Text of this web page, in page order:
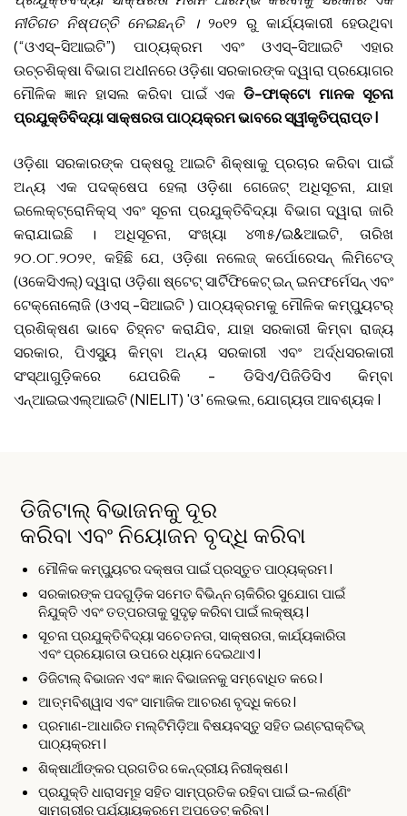
ନୀତିଗତ ନିଷ୍ପତ୍ତି ନେଇଛନ୍ତି ।୨௦୧୨ ରୁ କାର୍ଯ୍ୟକାରୀ ହେଉଥିବା
(“ଓଏସ୍-ସିଆଇଟି”) ପାଠ୍ୟକ୍ରମ ଏବଂ ଓଏସ୍-ସିଆଇଟି ଏହାର
ଉଚ୍ଚଶିକ୍ଷା ବିଭାଗ ଅଧୀନରେ ଓଡ଼ିଶା ସରକାରଙ୍କ ଦ୍ୱାରା ପ୍ରୟୋଗର
ମୌଳିକ ଜ୍ଞାନ ହାସଲ କରିବା ପାଇଁ ଏକଡି-ଫାକ୍ଟୋ ମାନକ ସୂଚନା
ପ୍ରଯୁକ୍ତିବିଦ୍ୟା ସାକ୍ଷରତା ପାଠ୍ୟକ୍ରମ ଭାବରେ ସ୍ୱୀକୃତିପ୍ରାପ୍ତ I
ଓଡ଼ିଶା ସରକାରଙ୍କ ପକ୍ଷରୁ ଆଇଟି ଶିକ୍ଷାକୁ ପ୍ରଚାର କରିବା ପାଇଁ
ଅନ୍ୟ ଏକ ପଦକ୍ଷେପ ହେଲା ଓଡ଼ିଶା ଗେଜେଟ୍ ଅଧିସୂଚନା, ଯାହା
ଇଲେକ୍ଟ୍ରୋନିକ୍ସ୍ ଏବଂ ସୂଚନା ପ୍ରଯୁକ୍ତିବିଦ୍ୟା ବିଭାଗ ଦ୍ୱାରା ଜାରି
କରାଯାଇଛି । ଅଧିସୂଚନା, ସଂଖ୍ୟା ୪୩୫/ଇ&ଆଇଟି, ତାରିଖ
୨୦.୦୮.୨୦୨୧, କହିଛି ଯେ, ଓଡ଼ିଶା ନଲେଜ୍ କର୍ପୋରେସନ୍ ଲିମିଟେଡ୍
(ଓକେସିଏଲ୍) ଦ୍ୱାରା ଓଡ଼ିଶା ଷ୍ଟେଟ୍ ସାର୍ଟିଫିକେଟ୍ ଇନ୍ ଇନଫର୍ମେସନ୍ ଏବଂ
ଟେକ୍ନୋଲୋଜି (ଓଏସ୍ -ସିଆଇଟି ) ପାଠ୍ୟକ୍ରମକୁ ମୌଳିକ କମ୍ପ୍ୟୁଟର୍
ପ୍ରଶିକ୍ଷଣ ଭାବେ ଚିହ୍ନଟ କରାଯିବ, ଯାହା ସରକାରୀ କିମ୍ବା ରାଜ୍ୟ
ସରକାର, ପିଏସ୍ୟୁ𝅸𝅸𝅸 କିମ୍ବା ଅନ୍ୟ ସରକାରୀ ଏବଂ ଅର୍ଦ୍ଧସରକାରୀ
ସଂସ୍ଥାଗୁଡ଼ିକରେ ଯେପରିକି - ଡିସିଏ/ପିଜିଡିସିଏ କିମ୍ବା
ଏନ୍𝅸𝅸𝅸ଆଇଇଏଲ୍𝅸𝅸ଆଇଟି (NIELIT) 'ଓ' ଲେଭଲ, ଯୋଗ୍ୟତା ଆବଶ୍ୟକ I
ଡିଜିଟାଲ୍ ବିଭାଜନକୁ ଦୂର
କରିବା ଏବଂ ନିୟୋଜନ ବୃଦ୍ଧି କରିବା
ମୌଳିକ କମ୍ପ୍ୟୁଟର ଦକ୍ଷତା ପାଇଁ ପ୍ରସ୍ତୁତ ପାଠ୍ୟକ୍ରମ I
ସରକାରଙ୍କ ପଦଗୁଡ଼ିକ ସମେତ ବିଭିନ୍ନ ଚାକିରିର ସୁଯୋଗ ପାଇଁ
ନିଯୁକ୍ତି ଏବଂ ତତ୍ପରତାକୁ ସୁଦୃଢ଼ କରିବା ପାଇଁ ଲକ୍ଷ୍ୟ I
ସୂଚନା ପ୍ରଯୁକ୍ତିବିଦ୍ୟା ସଚେତନତା, ସାକ୍ଷରତା, କାର୍ଯ୍ୟକାରିତା
ଏବଂ ପ୍ରୟୋଗତା ଉପରେ ଧ୍ୟାନ ଦେଇଥାଏ I
ଡିଜିଟାଲ୍ ବିଭାଜନ ଏବଂ ଜ୍ଞାନ ବିଭାଜନକୁ ସମ୍ବୋଧିତ କରେ I
ଆତ୍ମବିଶ୍ୱାସ ଏବଂ ସାମାଜିକ ଆଚରଣ ବୃଦ୍ଧି କରେ I
ପ୍ରମାଣ-ଆଧାରିତ ମଲ୍ଟିମିଡ଼ିଆ ବିଷୟବସ୍ତୁ ସହିତ ଇଣ୍ଟରାକ୍ଟିଭ୍
ପାଠ୍ୟକ୍ରମ I
ଶିକ୍ଷାର୍ଥୀଙ୍କର ପ୍ରଗତିର କେନ୍ଦ୍ରୀୟ ନିରୀକ୍ଷଣ I
ପ୍ରଯୁକ୍ତି ଧାରାସମୂହ ସହିତ ସାମ୍ପ୍ରତିକ ରହିବା ପାଇଁ ଇ-ଲର୍ଣ୍ଣିଂ
ସାମଗ୍ରୀର ପର୍ଯ୍ୟାୟକ୍ରମେ ଅପଡେଟ୍ କରିବା I